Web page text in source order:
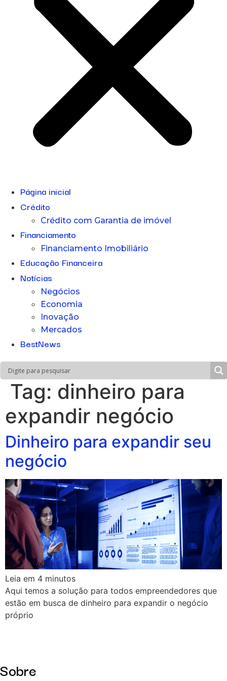
Página inicial
Crédito
Crédito com Garantia de imóvel
Financiamento
Financiamento Imobiliário
Educação Financeira
Notícias
Negócios
Economia
Inovação
Mercados
BestNews
Tag: dinheiro para
expandir negócio
Dinheiro para expandir seu
negócio
Leia em 4 minutos
Aqui temos a solução para todos empreendedores que
estão em busca de dinheiro para expandir o negócio
próprio
Sobre